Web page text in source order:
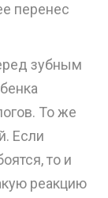
перенес
зубным
То же
Если
то и
реакцию